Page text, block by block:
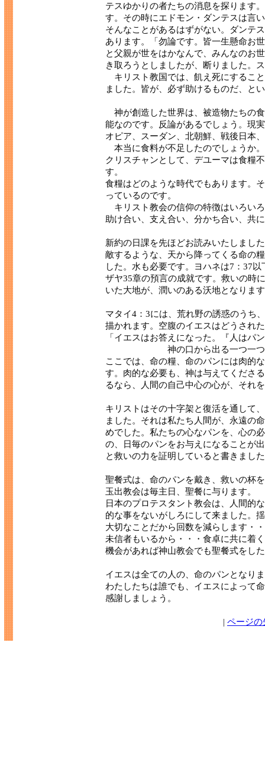
テスゆかりの者たちの消息を探ります
す。その時にエドモン・ダンテスは言
そんなことがあるはずがない。ダンテ
あります。「勿論です。皆一生懸命お
と父親が世をはかなんで、みんなのお
き取ろうとしましたが、断りました。
キリスト教国では、飢え死にするこ
ました。皆が、必ず助けるものだ、と
神が創造した世界は、被造物たちの
能なのです。反論があるでしょう。現
オピア、スーダン、北朝鮮、戦後日本
本当に食料が不足したのでしょうか
クリスチャンとして、デユーマは食糧
す。
食糧はどのような時代でもあります。
っているのです。
キリスト教会の信仰の特徴はいろい
助け合い、支え合い、分かち合い、共
新約の日課を先ほどお読みいたしまし
敵するような、天から降ってくる命の
した。水も必要です。ヨハネは7：37
ザヤ35章の預言の成就です。救いの時
いた大地が、潤いのある沃地となりま
マタイ4：3には、荒れ野の誘惑のうち
描かれます。空腹のイエスはどうされ
「イエスはお答えになった。『人はパ
神の口から出る一つ一つの言
ここでは、命の糧、命のパンには肉的
す。肉的な必要も、神は与えてくださ
るなら、人間の自己中心の心が、それ
キリストはその十字架と復活を通して
ました。それは私たち人間が、永遠の
めでした。私たちの心なパンを、心の
の、日毎のパンをお与えになることが
と救いの力を証明していると書きまし
聖餐式は、命のパンを戴き、救いの杯
玉出教会は毎主日、聖餐に与ります。
日本のプロテスタント教会は、人間的
的な事をないがしろにして来ました。
大切なことだから回数を減らします・
未信者もいるから・・・食卓に共に着
機会があれば神山教会でも聖餐式をし
イエスは全ての人の、命のパンとなり
わたしたちは誰でも、イエスによって
感謝しましょう。
| ページの